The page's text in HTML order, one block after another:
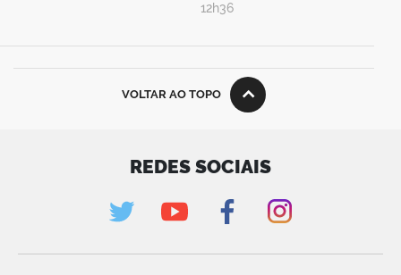
12h36
VOLTAR AO TOPO
REDES SOCIAIS